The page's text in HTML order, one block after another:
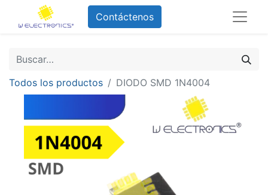
Contáctenos
Todos los productos DIODO SMD 1N4004